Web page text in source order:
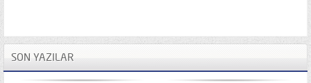
SON YAZILAR